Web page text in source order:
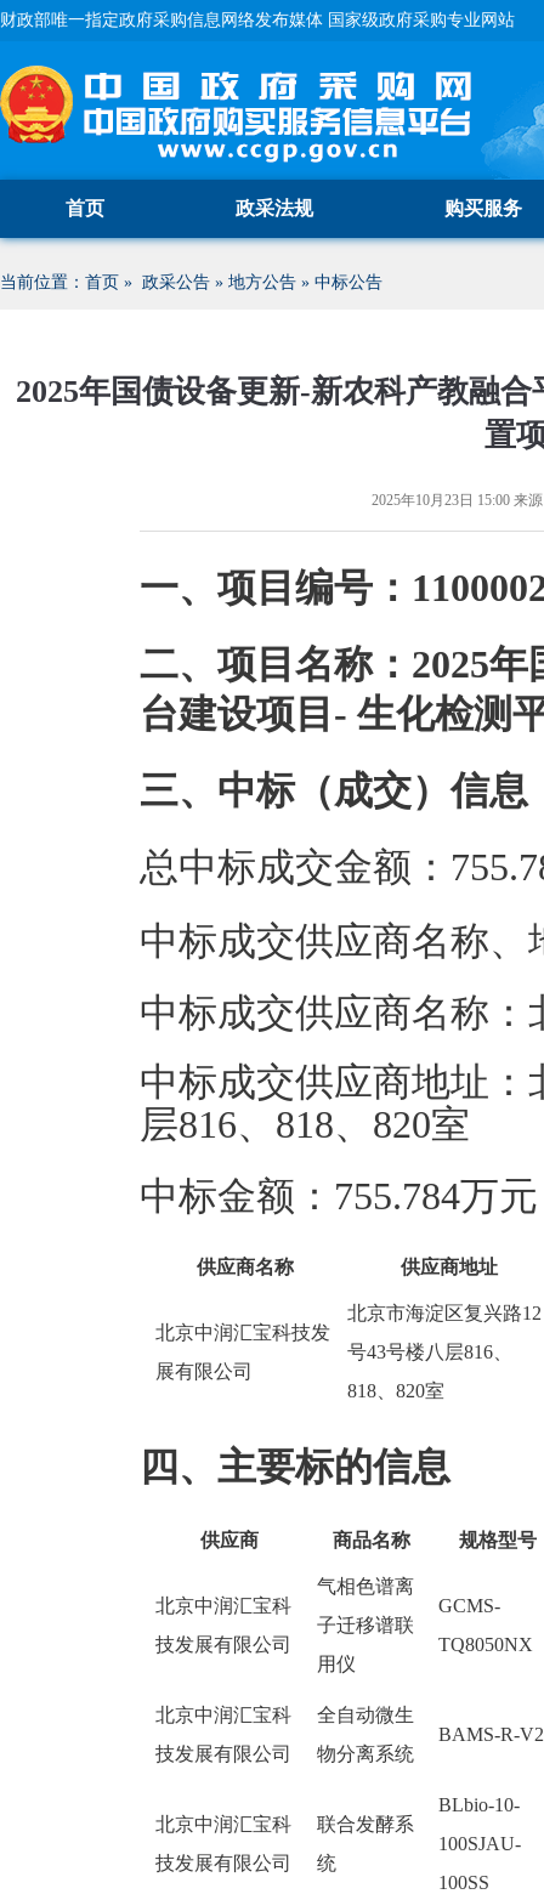
财政部唯一指定政府采购信息网络发布媒体 国家级政府采购专业网站
首页 政采法规 购买服务
当前位置： 首页 » 政采公告 » 地方公告 » 中标公告
2025年国债设备更新-新农科产教融
置
2025年10月23日 15:00 来
一、项目编号：
二、项目名称：2025
台建设项目- 生化检测
三、中标（成交）信息
总中标成交金额：
中标成交供应商名称
中标成交供应商名称
中标成交供应商地址：
层816、818、820室
中标金额：755.784万元
供应商名称 供应商地址
北京中润汇宝科技发
展有限公司
北京市海淀区复兴路12
号43号楼八层816、
818、820室
四、主要标的信息
供应商 商品名称 规格型号
北京中润汇宝科
技发展有限公司
气相色谱离
子迁移谱联
用仪
GCMS-
TQ8050NX
北京中润汇宝科
技发展有限公司
全自动微生
物分离系统
BAMS-R-
北京中润汇宝科
技发展有限公司
联合发酵系
统
BLbio-10-
100SJAU-
100SS